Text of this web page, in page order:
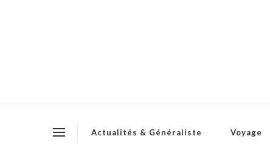
Actualités & Généraliste Voyage